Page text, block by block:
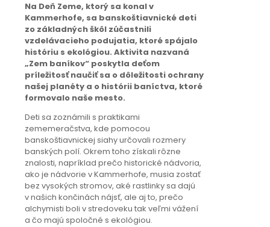
Na Deň Zeme, ktorý sa konal v
Kammerhofe, sa banskoštiavnické deti
zo základných škôl zúčastnili
vzdelávacieho podujatia, ktoré spájalo
históriu s ekológiou. Aktivita nazvaná
„Zem baníkov“ poskytla deťom
príležitosť naučiť sa o dôležitosti ochrany
našej planéty a o histórii baníctva, ktoré
formovalo naše mesto.
Deti sa zoznámili s praktikami
zememeračstva, kde pomocou
banskoštiavnickej siahy určovali rozmery
banských polí. Okrem toho získali rôzne
znalosti, napríklad prečo historické nádvoria,
ako je nádvorie v Kammerhofe, musia zostať
bez vysokých stromov, aké rastlinky sa dajú
v našich končinách nájsť, ale aj to, prečo
alchymisti boli v stredoveku tak veľmi vážení
a čo majú spoločné s ekológiou.